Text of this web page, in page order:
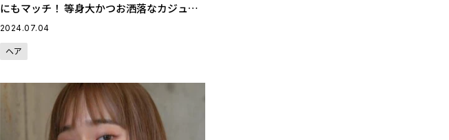
にもマッチ！ 等身大かつお洒落なカジュア
ルモードボブ
2024.07.04
ヘア